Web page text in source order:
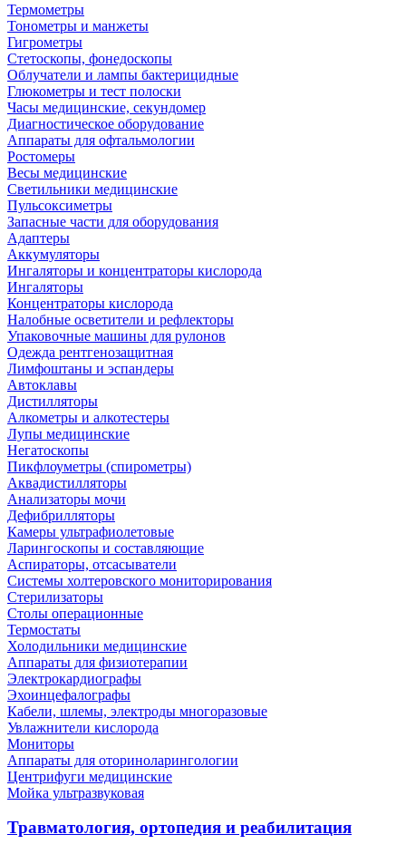
Термометры
Тонометры и манжеты
Гигрометры
Стетоскопы, фонедоскопы
Облучатели и лампы бактерицидные
Глюкометры и тест полоски
Часы медицинские, секундомер
Диагностическое оборудование
Аппараты для офтальмологии
Ростомеры
Весы медицинские
Светильники медицинские
Пульсоксиметры
Запасные части для оборудования
Адаптеры
Аккумуляторы
Ингаляторы и концентраторы кислорода
Ингаляторы
Концентраторы кислорода
Налобные осветители и рефлекторы
Упаковочные машины для рулонов
Одежда рентгенозащитная
Лимфоштаны и эспандеры
Автоклавы
Дистилляторы
Алкометры и алкотестеры
Лупы медицинские
Негатоскопы
Пикфлоуметры (спирометры)
Аквадистилляторы
Анализаторы мочи
Дефибрилляторы
Камеры ультрафиолетовые
Ларингоскопы и составляющие
Аспираторы, отсасыватели
Системы холтеровского мониторирования
Стерилизаторы
Столы операционные
Термостаты
Холодильники медицинские
Аппараты для физиотерапии
Электрокардиографы
Эхоинцефалографы
Кабели, шлемы, электроды многоразовые
Увлажнители кислорода
Мониторы
Аппараты для оториноларингологии
Центрифуги медицинские
Мойка ультразвуковая
Травматология, ортопедия и реабилитация